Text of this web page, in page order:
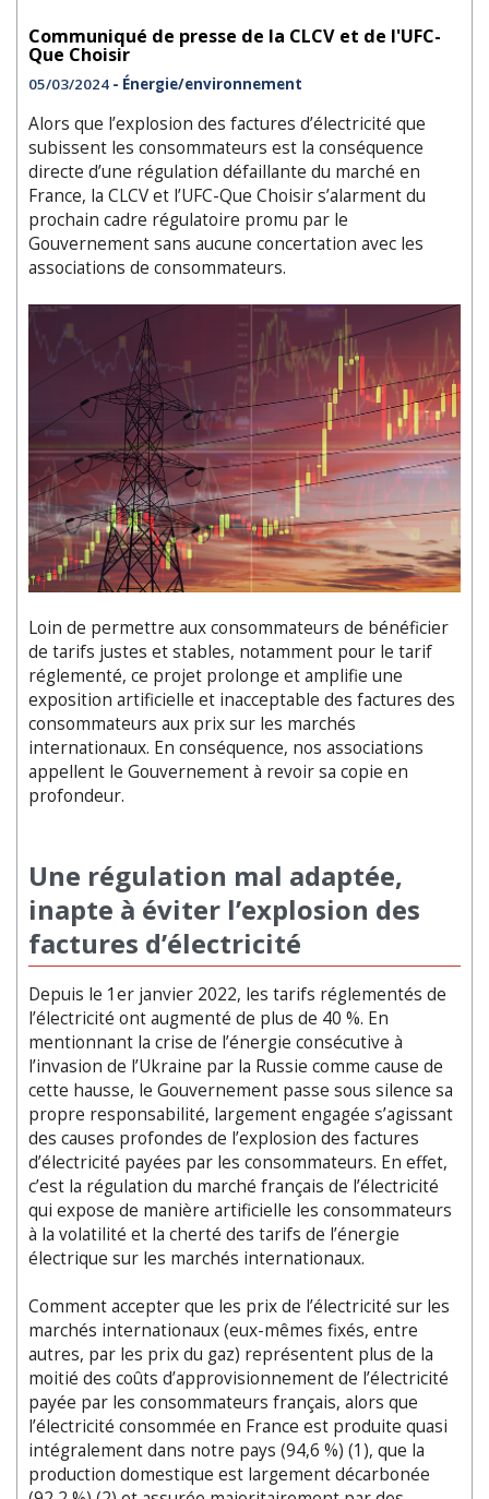
Communiqué de presse de la CLCV et de l'UFC-
Que Choisir
05/03/2024 - Énergie/environnement
Alors que l’explosion des factures d’électricité que
subissent les consommateurs est la conséquence
directe d’une régulation défaillante du marché en
France, la CLCV et l’UFC-Que Choisir s’alarment du
prochain cadre régulatoire promu par le
Gouvernement sans aucune concertation avec les
associations de consommateurs.
Loin de permettre aux consommateurs de bénéficier
de tarifs justes et stables, notamment pour le tarif
réglementé, ce projet prolonge et amplifie une
exposition artificielle et inacceptable des factures des
consommateurs aux prix sur les marchés
internationaux. En conséquence, nos associations
appellent le Gouvernement à revoir sa copie en
profondeur.
Une régulation mal adaptée,
inapte à éviter l’explosion des
factures d’électricité
Depuis le 1er janvier 2022, les tarifs réglementés de
l’électricité ont augmenté de plus de 40 %. En
mentionnant la crise de l’énergie consécutive à
l’invasion de l’Ukraine par la Russie comme cause de
cette hausse, le Gouvernement passe sous silence sa
propre responsabilité, largement engagée s’agissant
des causes profondes de l’explosion des factures
d’électricité payées par les consommateurs. En effet,
c’est la régulation du marché français de l’électricité
qui expose de manière artificielle les consommateurs
à la volatilité et la cherté des tarifs de l’énergie
électrique sur les marchés internationaux.
Comment accepter que les prix de l’électricité sur les
marchés internationaux (eux-mêmes fixés, entre
autres, par les prix du gaz) représentent plus de la
moitié des coûts d’approvisionnement de l’électricité
payée par les consommateurs français, alors que
l’électricité consommée en France est produite quasi
intégralement dans notre pays (94,6 %) (1), que la
production domestique est largement décarbonée